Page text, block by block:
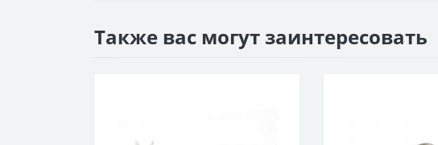
Также вас могут заинтересовать